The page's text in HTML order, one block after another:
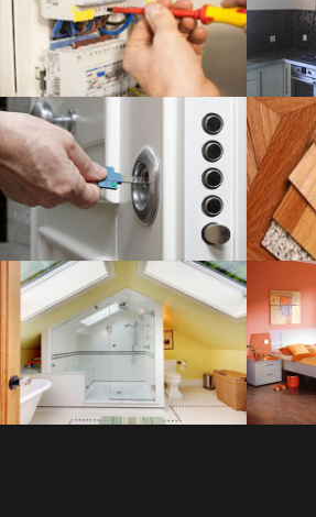
SAVOIR PLUS
SAVOIR PLUS
SAVOIR PLUS